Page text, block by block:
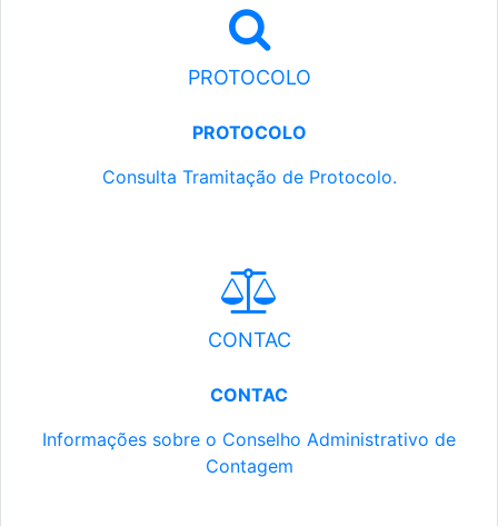
PROTOCOLO
PROTOCOLO
Consulta Tramitação de Protocolo.
CONTAC
CONTAC
Informações sobre o Conselho Administrativo de
Contagem